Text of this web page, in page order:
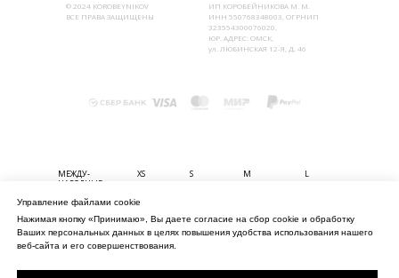
© 2024 KOROBEYNIKOV
ВСЕ ПРАВА ЗАЩИЩЕНЫ
ИП КОРОБЕЙНИКОВА М. М.
ИНН 550768348003, ОГРНИП
323554300076020,
ЮР. АДРЕС: ОМСК,
ул. ЛЮБИНСКАЯ 12-Я, Д. 46
МЕЖДУ-
НАРОДНЫЕ
XS S M L
ТАЛИЯ (СМ)
БЁДРА (СМ)
56-61
82-90
61-67
67-74
74-80
Управление файлами cookie
Нажимая кнопку «Принимаю», Вы даете согласие на сбор cookie и обработку
Ваших персональных данных в целях повышения удобства использования нашего
веб-сайта и его совершенствования.